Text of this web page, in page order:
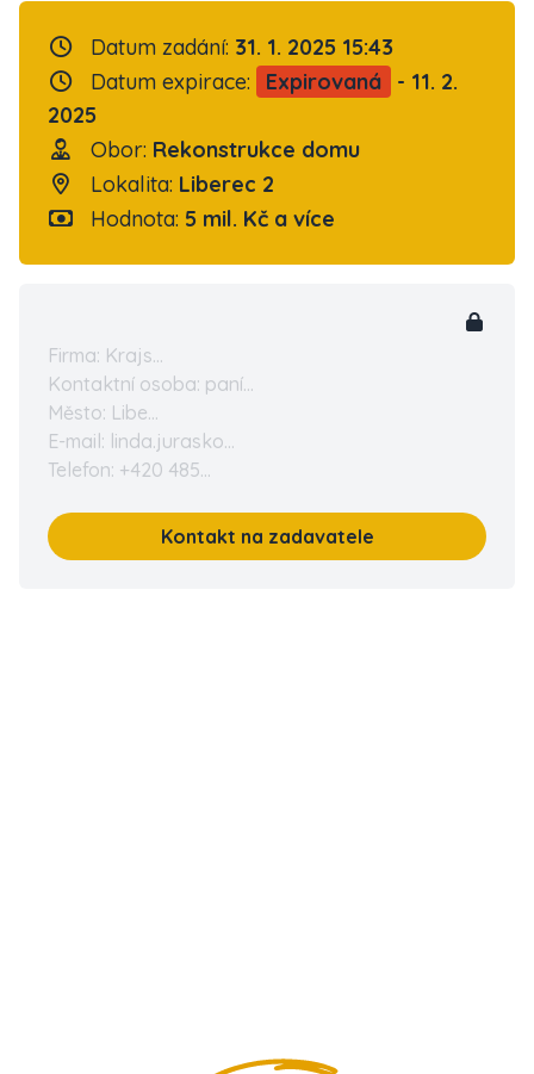
Datum zadání: 31. 1. 2025 15:43
Datum expirace:
Expirovaná
- 11. 2.
2025
Obor: Rekonstrukce domu
Lokalita: Liberec 2
Hodnota: 5 mil. Kč a více
Firma: Krajs...
Kontaktní osoba: paní...
Město: Libe...
E-mail: linda.jurasko...
Telefon: +420 485...
Kontakt na zadavatele